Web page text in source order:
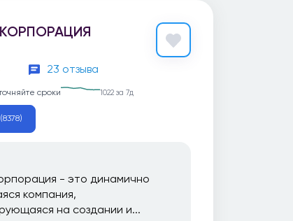
23 отзыва
сроки 1022 за 7д
- это динамично
компания,
на создании и...